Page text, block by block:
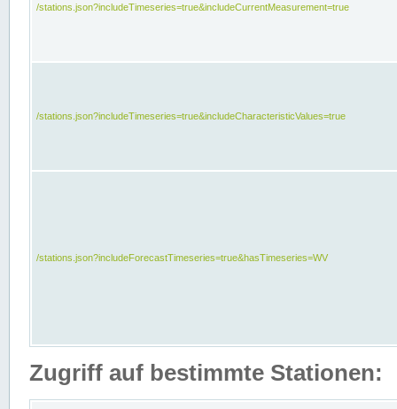
/stations.json?includeTimeseries=true&includeCurrentMeasurement=true
/stations.json?includeTimeseries=true&includeCharacteristicValues=true
/stations.json?includeForecastTimeseries=true&hasTimeseries=WV
Zugriff auf bestimmte Stationen: